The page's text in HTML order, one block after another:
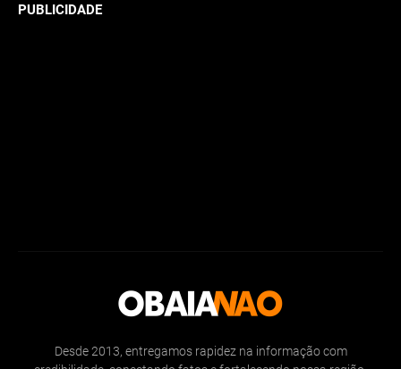
PUBLICIDADE
Desde 2013, entregamos rapidez na informação com